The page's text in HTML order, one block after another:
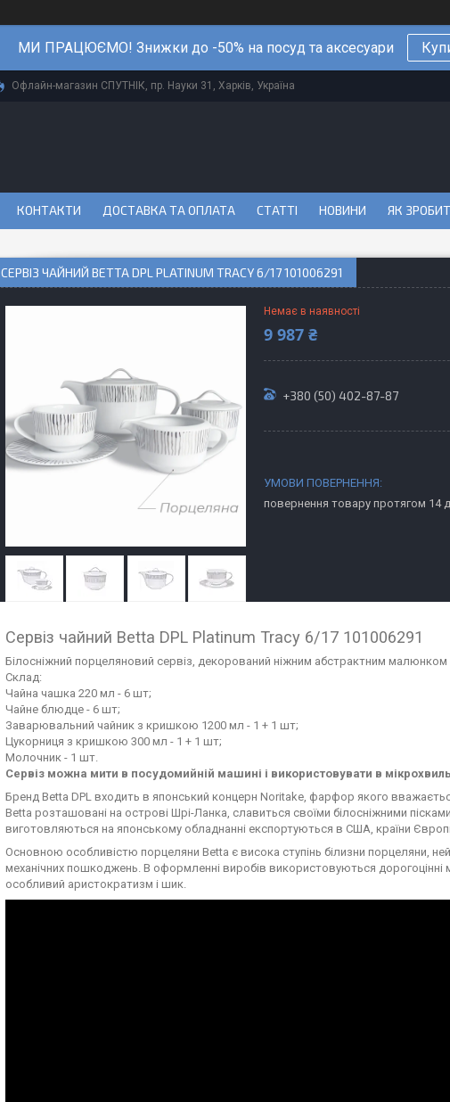
МИ ПРАЦЮЄМО! Знижки до -50% на посуд та аксесуари
Офлайн-магазин СПУТНІК, пр. Науки 31, Харків, Україна
КОНТАКТИ ДОСТАВКА ТА ОПЛАТА СТАТТІ НОВИНИ ЯК
СЕРВІЗ ЧАЙНИЙ BETTA DPL PLATINUM TRACY 6/17 101006291
Немає в наявності
9 987 ₴
+380 (50) 402-87-87
повернення товару протягом 14
Сервіз чайний Betta DPL Platinum Tracy 6/17 101006291
Білосніжний порцеляновий сервіз, декорований ніжним абстрактним малюнком
Склад:
Чайна чашка 220 мл - 6 шт;
Чайне блюдце - 6 шт;
Заварювальний чайник з кришкою 1200 мл - 1 + 1 шт;
Цукорниця з кришкою 300 мл - 1 + 1 шт;
Молочник - 1 шт.
Сервіз можна мити в посудомийній машині і використовувати в
Бренд Betta DPL входить в японський концерн Noritake, фарфор якого
Betta розташовані на острові Шрі-Ланка, славиться своїми білосніжними
виготовляються на японському обладнанні експортуються в США, країни
Основною особливістю порцеляни Betta є висока ступінь білизни порцеляни,
механічних пошкоджень. В оформленні виробів використовуються дорогоцінні
особливий аристократизм і шик.